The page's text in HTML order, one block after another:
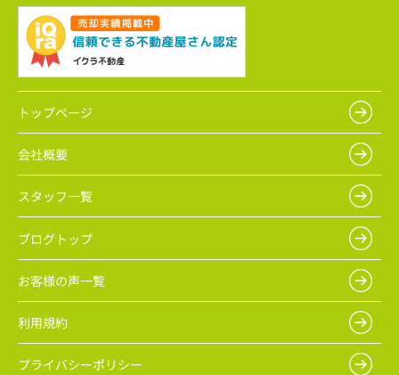
トップページ
会社概要
スタッフ一覧
ブログトップ
お客様の声一覧
利用規約
プライバシーポリシー